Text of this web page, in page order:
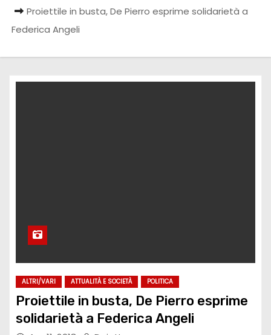
Proiettile in busta, De Pierro esprime solidarietà a
Federica Angeli
ALTRI/VARI ATTUALITÀ E SOCIETÀ POLITICA
Proiettile in busta, De Pierro esprime
solidarietà a Federica Angeli